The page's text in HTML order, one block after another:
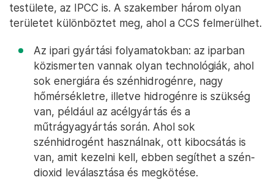
testülete, az IPCC is. A szakember három olyan
területet különböztet meg, ahol a CCS felmerülhet.
Az ipari gyártási folyamatokban: az iparban
közismerten vannak olyan technológiák, ahol
sok energiára és szénhidrogénre, nagy
hőmérsékletre, illetve hidrogénre is szükség
van, például az acélgyártás és a
műtrágyagyártás során. Ahol sok
szénhidrogént használnak, ott kibocsátás is
van, amit kezelni kell, ebben segíthet a szén-
dioxid leválasztása és megkötése.